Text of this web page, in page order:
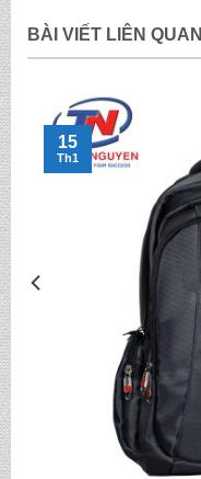
BÀI VIẾT LIÊN QUAN
15
Th1